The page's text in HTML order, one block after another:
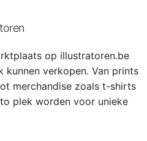
op illustratoren.be
kunnen verkopen. Van prints
merchandise zoals t-shirts
plek worden voor unieke